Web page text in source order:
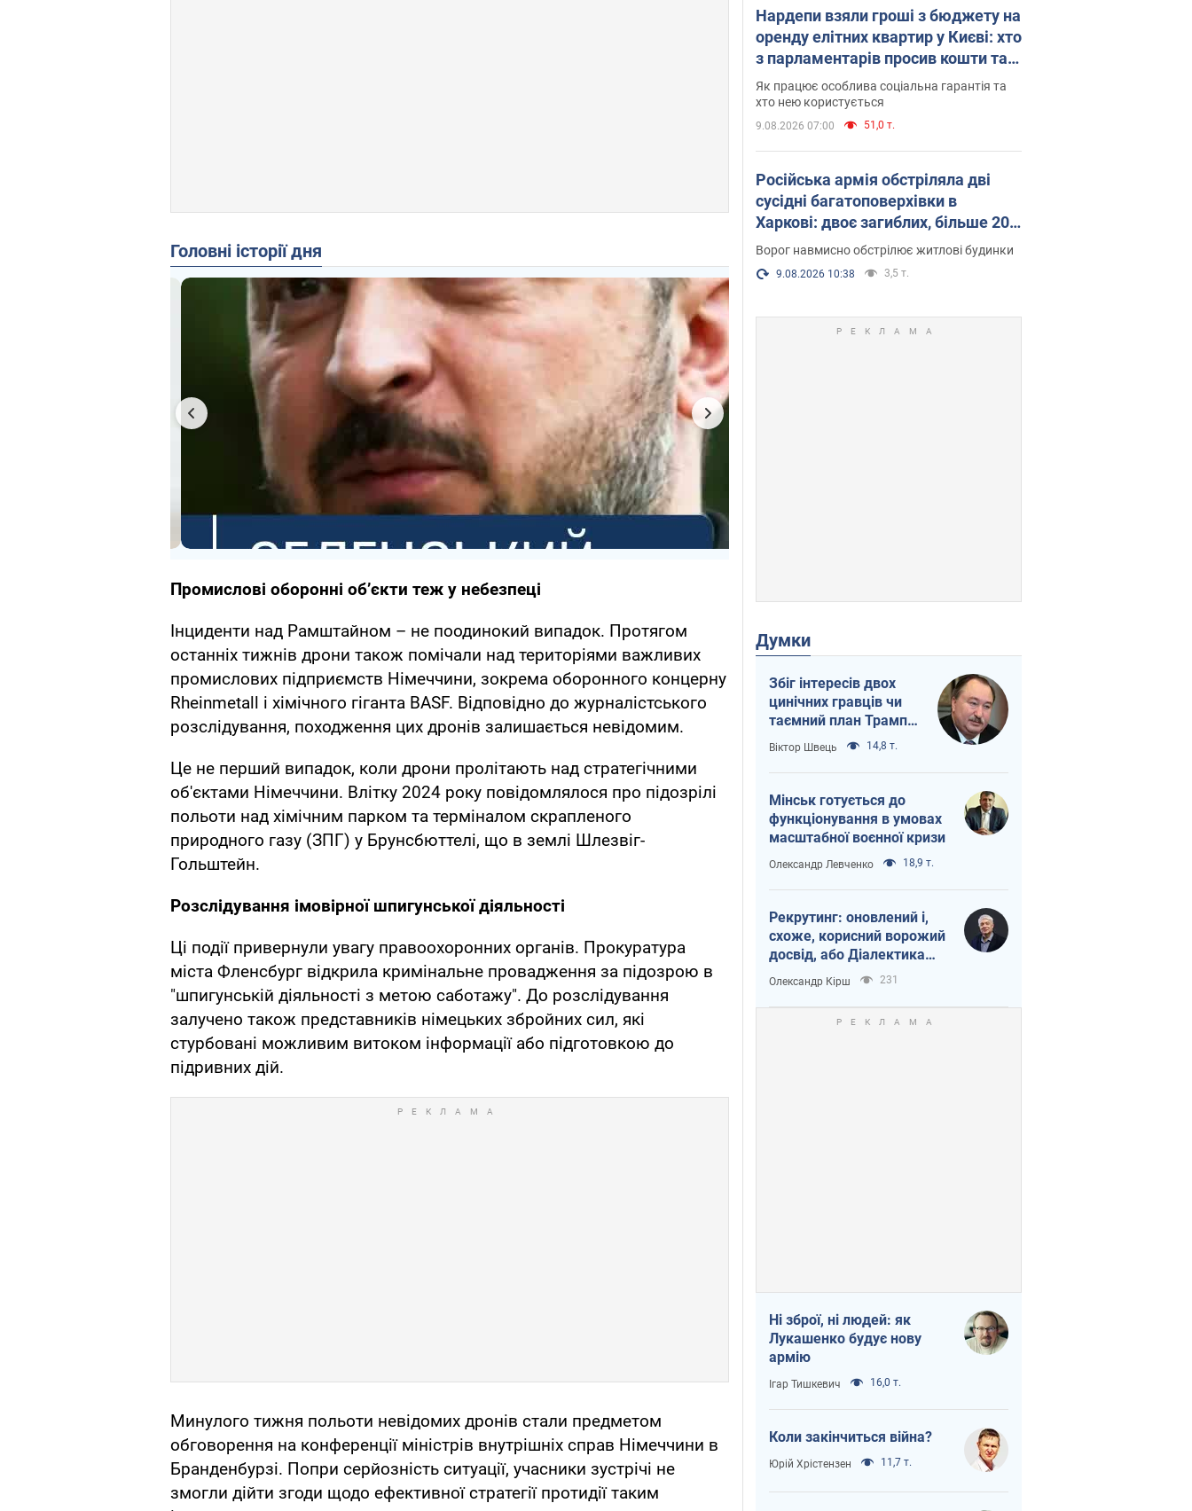
Головні історії дня
Промислові оборонні об’єкти теж у небезпеці
Інциденти над Рамштайном – не поодинокий випадок. Протягом
останніх тижнів дрони також помічали над територіями важливих
промислових підприємств Німеччини, зокрема оборонного концерну
Rheinmetall і хімічного гіганта BASF. Відповідно до журналістського
розслідування, походження цих дронів залишається невідомим.
Це не перший випадок, коли дрони пролітають над стратегічними
об'єктами Німеччини. Влітку 2024 року повідомлялося про підозрілі
польоти над хімічним парком та терміналом скрапленого
природного газу (ЗПГ) у Брунсбюттелі, що в землі Шлезвіг-
Гольштейн.
Розслідування імовірної шпигунської діяльності
Ці події привернули увагу правоохоронних органів. Прокуратура
міста Фленсбург відкрила кримінальне провадження за підозрою в
"шпигунській діяльності з метою саботажу". До розслідування
залучено також представників німецьких збройних сил, які
стурбовані можливим витоком інформації або підготовкою до
підривних дій.
Минулого тижня польоти невідомих дронів стали предметом
обговорення на конференції міністрів внутрішніх справ Німеччини в
Бранденбурзі. Попри серйозність ситуації, учасники зустрічі не
змогли дійти згоди щодо ефективної стратегії протидії таким
Нардепи взяли гроші з бюджету на
оренду елітних квартир у Києві: хто
з парламентарів просив кошти та
де поселився
Як працює особлива соціальна гарантія та
хто нею користується
9.08.2026 07:00 51,0 т.
Російська армія обстріляла дві
сусідні багатоповерхівки в
Харкові: двоє загиблих, більше 20
постраждалих
Ворог навмисно обстрілює житлові будинки
9.08.2026 10:38 3,5 т.
Думки
Збіг інтересів двох
цинічних гравців чи
таємний план Трампа
і Путіна?
Віктор Швець 14,8 т.
Мінськ готується до
функціонування в умовах
масштабної воєнної кризи
Олександр Левченко 18,9 т.
Рекрутинг: оновлений і,
схоже, корисний ворожий
досвід, або Діалектика
вибагливого боягузтва
Олександр Кірш 231
Ні зброї, ні людей: як
Лукашенко будує нову
армію
Ігар Тишкевич 16,0 т.
Коли закінчиться війна?
Юрій Хрістензен 11,7 т.